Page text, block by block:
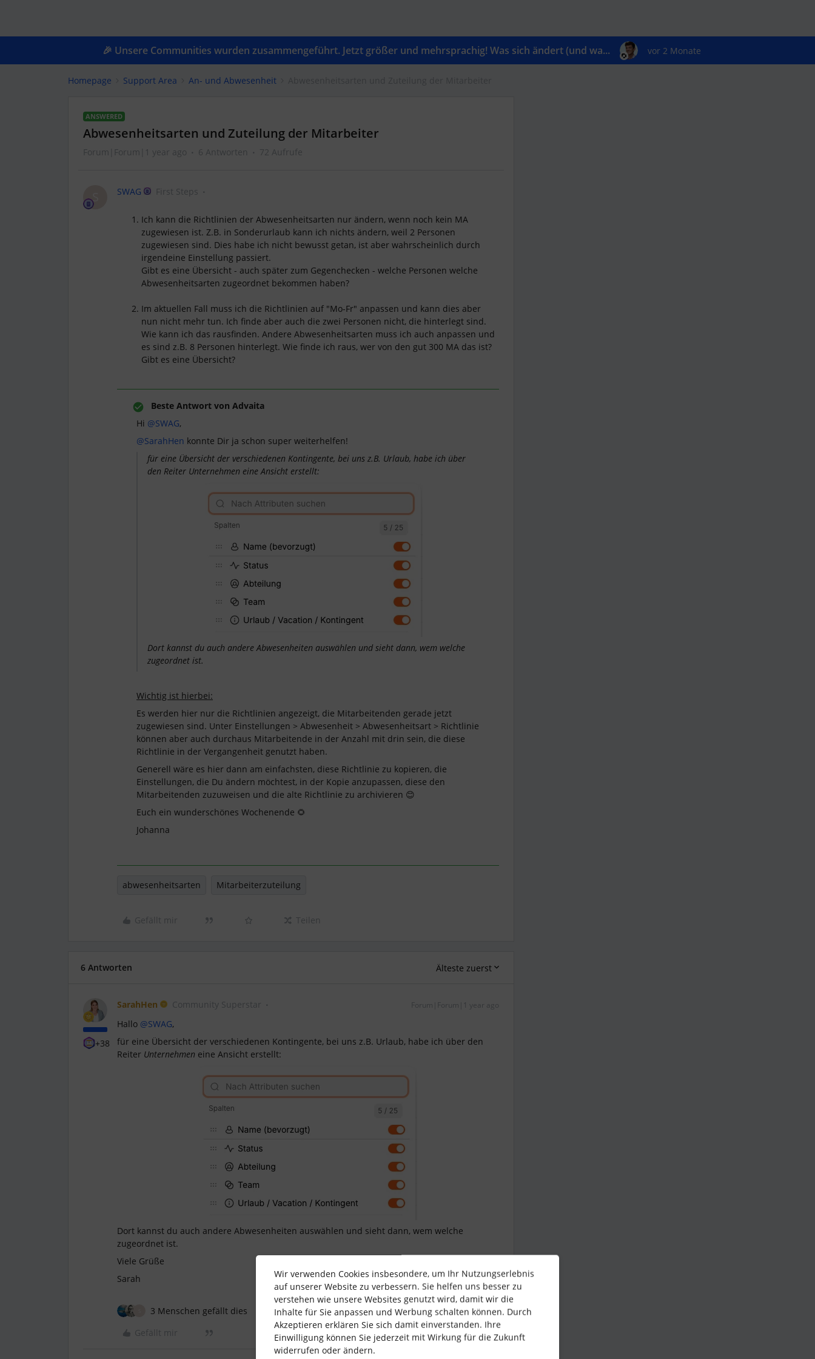
🎉 Unsere Communities wurden zusammengeführt. Jetzt größer und mehrsprachig! Was sich ändert (und wa... vor 2 Monate
Homepage Support Area An- und Abwesenheit
ANSWERED
Abwesenheitsarten und Zuteilung der Mitarbeiter
Forum|Forum|1 year ago 6 Antworten 72 Aufrufe
S SWAG First Steps
Ich kann die Richtlinien der Abwesenheitsarten nur ändern, wenn noch kein MA
zugewiesen ist. Z.B. in Sonderurlaub kann ich nichts ändern, weil 2 Personen
zugewiesen sind. Dies habe ich nicht bewusst getan, ist aber wahrscheinlich durch
irgendeine Einstellung passiert.
Gibt es eine Übersicht - auch später zum Gegenchecken - welche Personen welche
Abwesenheitsarten zugeordnet bekommen haben?
Im aktuellen Fall muss ich die Richtlinien auf "Mo-Fr" anpassen und kann dies aber
nun nicht mehr tun. Ich finde aber auch die zwei Personen nicht, die hinterlegt sind.
Wie kann ich das rausfinden. Andere Abwesenheitsarten muss ich auch anpassen und
es sind z.B. 8 Personen hinterlegt. Wie finde ich raus, wer von den gut 300 MA das ist?
Gibt es eine Übersicht?
Beste Antwort von Advaita
Hi ​ @SWAG,
@SarahHen konnte Dir ja schon super weiterhelfen!
für eine Übersicht der verschiedenen Kontingente, bei uns z.B. Urlaub, habe ich über
den Reiter Unternehmen eine Ansicht erstellt:
Dort kannst du auch andere Abwesenheiten auswählen und sieht dann, wem welche
zugeordnet ist.
Wichtig ist hierbei:
Es werden hier nur die Richtlinien angezeigt, die Mitarbeitenden gerade jetzt
zugewiesen sind. Unter Einstellungen > Abwesenheit > Abwesenheitsart > Richtlinie
können aber auch durchaus Mitarbeitende in der Anzahl mit drin sein, die diese
Richtlinie in der Vergangenheit genutzt haben.
Generell wäre es hier dann am einfachsten, diese Richtlinie zu kopieren, die
Einstellungen, die Du ändern möchtest, in der Kopie anzupassen, diese den
Mitarbeitenden zuzuweisen und die alte Richtlinie zu archivieren 😊
Euch ein wunderschönes Wochenende 🌻
Johanna
abwesenheitsarten Mitarbeiterzuteilung
Gefällt mir Teilen
6 Antworten Älteste zuerst
+38
SarahHen Community Superstar Forum|Forum|1 year ago
Hallo ​ @SWAG,
für eine Übersicht der verschiedenen Kontingente, bei uns z.B. Urlaub, habe ich über den
Reiter Unternehmen eine Ansicht erstellt:
Dort kannst du auch andere Abwesenheiten auswählen und sieht dann, wem welche
zugeordnet ist.
Viele Grüße
Sarah
3 Menschen gefällt dies
Gefällt mir
Wir verwenden Cookies insbesondere, um Ihr Nutzungserlebnis
auf unserer Website zu verbessern. Sie helfen uns besser zu
verstehen wie unsere Websites genutzt wird, damit wir die
Inhalte für Sie anpassen und Werbung schalten können. Durch
Akzeptieren erklären Sie sich damit einverstanden. Ihre
Einwilligung können Sie jederzeit mit Wirkung für die Zukunft
widerrufen oder ändern.